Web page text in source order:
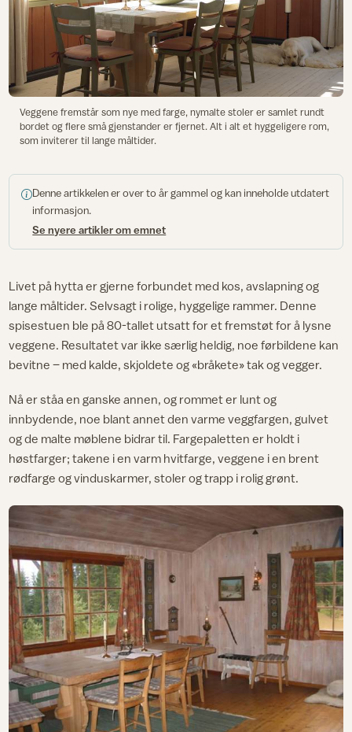
Veggene fremstår som nye med farge, nymalte stoler er samlet rundt
bordet og flere små gjenstander er fjernet. Alt i alt et hyggeligere rom,
som inviterer til lange måltider.
Denne artikkelen er over to år gammel og kan inneholde utdatert
informasjon.
Se nyere artikler om emnet
Livet på hytta er gjerne forbundet med kos, avslapning og
lange måltider. Selvsagt i rolige, hyggelige rammer. Denne
spisestuen ble på 80-tallet utsatt for et fremstøt for å lysne
veggene. Resultatet var ikke særlig heldig, noe førbildene kan
bevitne – med kalde, skjoldete og «bråkete» tak og vegger.
Nå er ståa en ganske annen, og rommet er lunt og
innbydende, noe blant annet den varme veggfargen, gulvet
og de malte møblene bidrar til. Fargepaletten er holdt i
høstfarger; takene i en varm hvitfarge, veggene i en brent
rødfarge og vinduskarmer, stoler og trapp i rolig grønt.